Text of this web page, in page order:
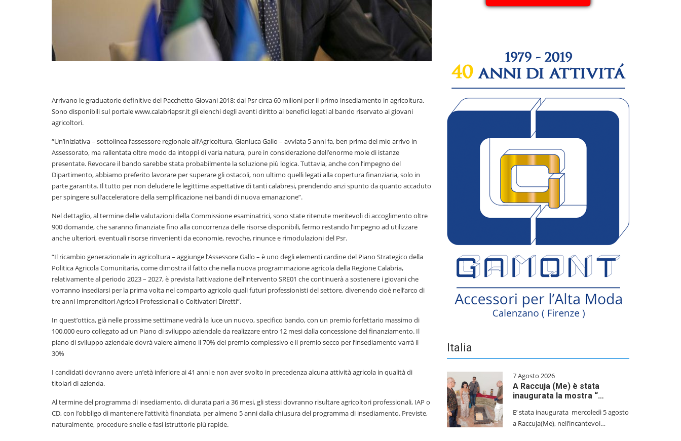
Arrivano le graduatorie definitive del Pacchetto Giovani 2018: dal Psr circa 60 milioni per il primo insediamento in agricoltura.
Sono disponibili sul portale www.calabriapsr.it gli elenchi degli aventi diritto ai benefici legati al bando riservato ai giovani
agricoltori.
“Un’iniziativa – sottolinea l’assessore regionale all’Agricoltura, Gianluca Gallo – avviata 5 anni fa, ben prima del mio arrivo in
Assessorato, ma rallentata oltre modo da intoppi di varia natura, pure in considerazione dell’enorme mole di istanze
presentate. Revocare il bando sarebbe stata probabilmente la soluzione più logica. Tuttavia, anche con l’impegno del
Dipartimento, abbiamo preferito lavorare per superare gli ostacoli, non ultimo quelli legati alla copertura finanziaria, solo in
parte garantita. Il tutto per non deludere le legittime aspettative di tanti calabresi, prendendo anzi spunto da quanto accaduto
per spingere sull’acceleratore della semplificazione nei bandi di nuova emanazione”.
Nel dettaglio, al termine delle valutazioni della Commissione esaminatrici, sono state ritenute meritevoli di accoglimento oltre
900 domande, che saranno finanziate fino alla concorrenza delle risorse disponibili, fermo restando l’impegno ad utilizzare
anche ulteriori, eventuali risorse rinvenienti da economie, revoche, rinunce e rimodulazioni del Psr.
“Il ricambio generazionale in agricoltura – aggiunge l’Assessore Gallo – è uno degli elementi cardine del Piano Strategico della
Politica Agricola Comunitaria, come dimostra il fatto che nella nuova programmazione agricola della Regione Calabria,
relativamente al periodo 2023 – 2027, è prevista l’attivazione dell’intervento SRE01 che continuerà a sostenere i giovani che
vorranno insediarsi per la prima volta nel comparto agricolo quali futuri professionisti del settore, divenendo cioè nell’arco di
tre anni Imprenditori Agricoli Professionali o Coltivatori Diretti”.
In quest’ottica, già nelle prossime settimane vedrà la luce un nuovo, specifico bando, con un premio forfettario massimo di
100.000 euro collegato ad un Piano di sviluppo aziendale da realizzare entro 12 mesi dalla concessione del finanziamento. Il
piano di sviluppo aziendale dovrà valere almeno il 70% del premio complessivo e il premio secco per l’insediamento varrà il
30%
I candidati dovranno avere un’età inferiore ai 41 anni e non aver svolto in precedenza alcuna attività agricola in qualità di
titolari di azienda.
Al termine del programma di insediamento, di durata pari a 36 mesi, gli stessi dovranno risultare agricoltori professionali, IAP o
CD, con l’obbligo di mantenere l’attività finanziata, per almeno 5 anni dalla chiusura del programma di insediamento. Previste,
naturalmente, procedure snelle e fasi istruttorie più rapide.
Italia
7 Agosto 2026
A Raccuja (Me) è stata
inaugurata la mostra “…
E’ stata inaugurata mercoledì 5 agosto
a Raccuja(Me), nell’incantevol…